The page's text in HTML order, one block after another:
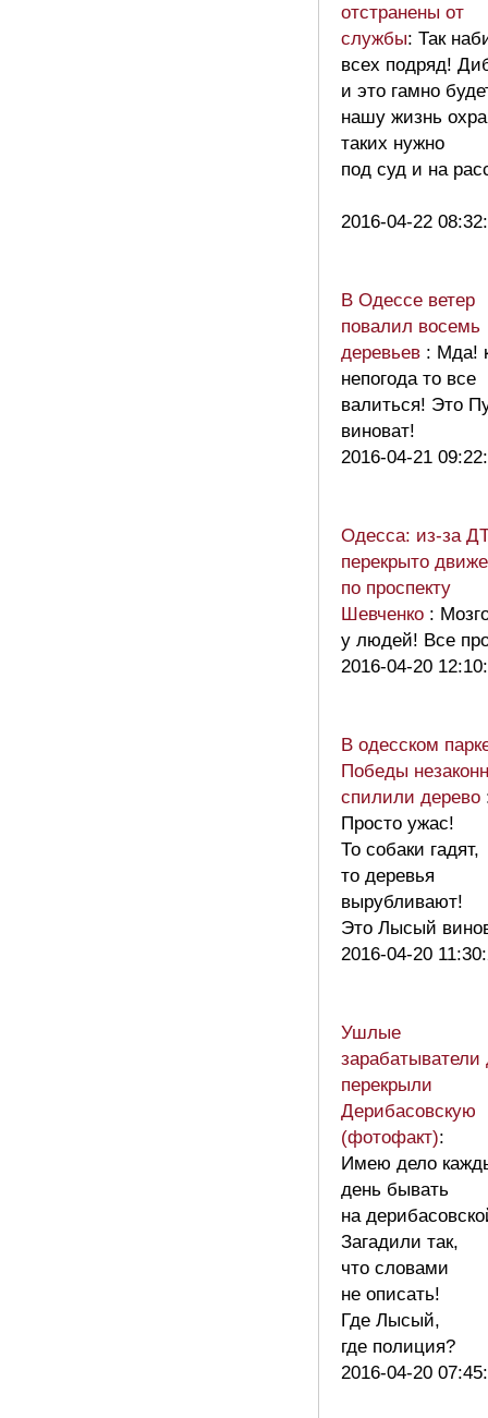
отстранены от
службы: Так
всех подряд!
и это гамно
нашу жизнь
таких нужно
под суд и на
2016-04-22
В Одессе ветер
повалил восемь
деревьев : Мда!
непогода то все
валиться! Это
виноват!
2016-04-21
Одесса: из-за
перекрыто
по проспекту
Шевченко :
у людей! Все
2016-04-20
В одесском
Победы
спилили дерево
Просто ужас!
То собаки гадят,
то деревья
вырубливают!
Это Лысый
2016-04-20
Ушлые
зарабатыватели
перекрыли
Дерибасовскую
(фотофакт):
Имею дело
день бывать
на
Загадили так,
что словами
не описать!
Где Лысый,
где полиция?
2016-04-20